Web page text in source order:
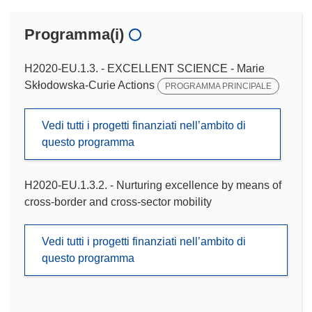
Programma(i)
H2020-EU.1.3. - EXCELLENT SCIENCE - Marie
Skłodowska-Curie Actions
PROGRAMMA PRINCIPALE
Vedi tutti i progetti finanziati nell’ambito di
questo programma
H2020-EU.1.3.2. - Nurturing excellence by means of
cross-border and cross-sector mobility
Vedi tutti i progetti finanziati nell’ambito di
questo programma